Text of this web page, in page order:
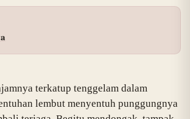
terkatup tenggelam dalam
lembut menyentuh punggungnya